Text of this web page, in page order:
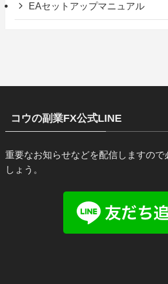
EAセットアップマニュアル
コウの副業FX公式LINE
重要なお知らせなどを配信しますので
しょう。